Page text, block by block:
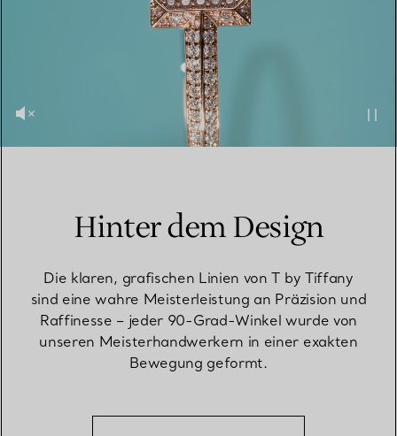
Hinter dem Design
Die klaren, grafischen Linien von T by Tiffany
sind eine wahre Meisterleistung an Präzision und
Raffinesse – jeder 90-Grad-Winkel wurde von
unseren Meisterhandwerkern in einer exakten
Bewegung geformt.